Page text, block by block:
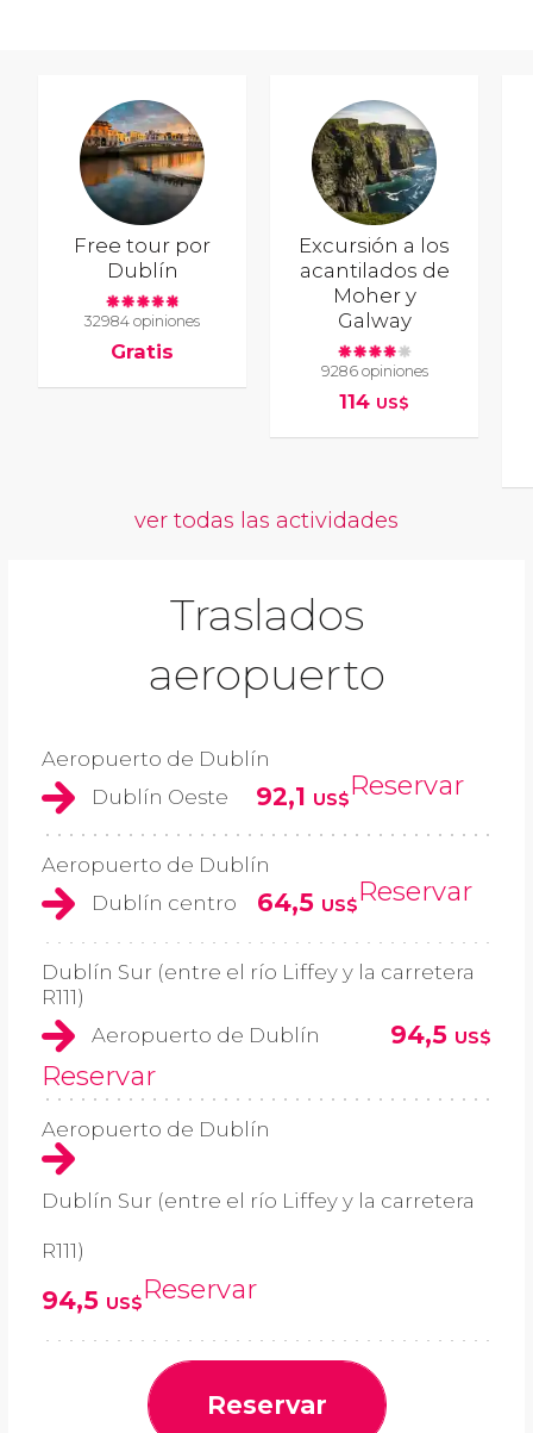
Free tour por
Dublín
32984 opiniones
Gratis
Excursión a los
acantilados de
Moher y
Galway
9286 opiniones
114 US$
ver todas las actividades
Traslados
aeropuerto
Aeropuerto de Dublín
Dublín Oeste
92,1 US$Reservar
Aeropuerto de Dublín
Dublín centro
64,5 US$Reservar
Dublín Sur (entre el río Liffey y la carretera
R111)
Aeropuerto de Dublín
94,5 US$
Reservar
Aeropuerto de Dublín
Dublín Sur (entre el río Liffey y la carretera
R111)
94,5 US$Reservar
Reservar